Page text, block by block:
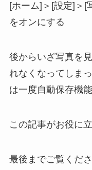
[ホーム]＞[設定]＞[
をオンにする
後からいざ写真を
れなくなってしま
は一度自動保存機
この記事がお役に
最後までご覧くだ